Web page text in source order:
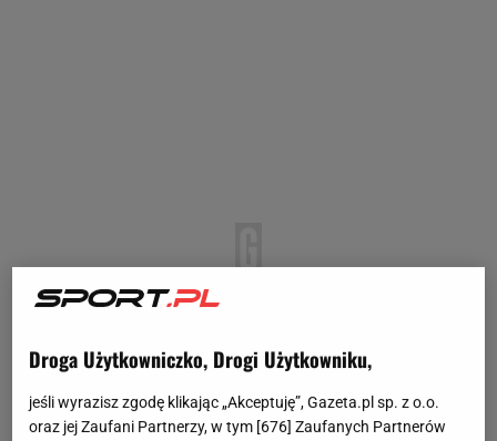
Droga Użytkowniczko, Drogi Użytkowniku,
jeśli wyrazisz zgodę klikając „Akceptuję”, Gazeta.pl sp. z o.o.
oraz jej Zaufani Partnerzy, w tym [676] Zaufanych Partnerów